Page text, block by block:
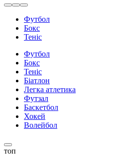
Футбол
Бокс
Теніс
Футбол
Бокс
Теніс
Біатлон
Легка атлетика
Футзал
Баскетбол
Хокей
Волейбол
топ